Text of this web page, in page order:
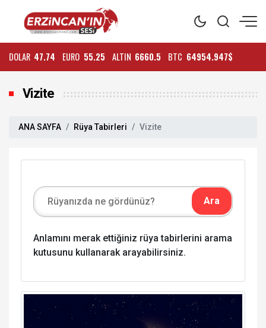
DOLAR 47.74 EURO 55.25 ALTIN 6660.5 BTC 64954.947$
Vizite
ANA SAYFA Rüya Tabirleri Vizite
Anlamını merak ettiğiniz rüya tabirlerini arama
kutusunu kullanarak arayabilirsiniz.